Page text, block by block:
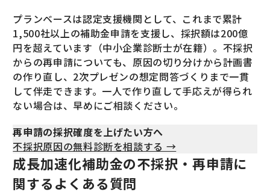
プランベースは認定支援機関として、これまで累計
1,500社以上の補助金申請を支援し、採択額は200億
円を超えています（中小企業診断士が在籍）。不採択
からの再申請についても、原因の切り分けから計画書
の作り直し、2次プレゼンの想定問答づくりまで一貫
して伴走できます。一人で作り直して手応えが得られ
ない場合は、早めにご相談ください。
再申請の採択確度を上げたい方へ
不採択原因の無料診断を相談する →
成長加速化補助金の不採択・再申請に
関するよくある質問